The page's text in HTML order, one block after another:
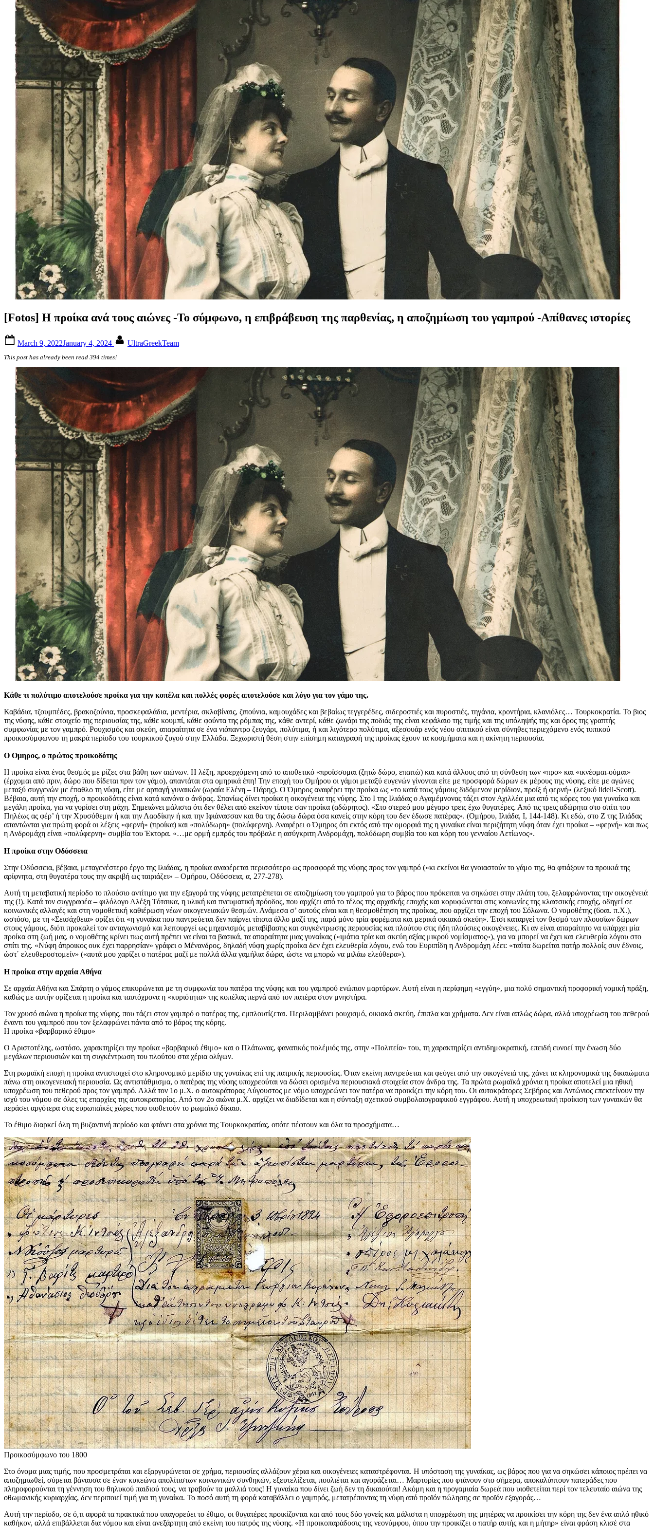
[Fotos] Η προίκα ανά τους αιώνες -Το σύμφωνο, η επιβράβευση της παρθενίας, η αποζημίωση του γαμπρού -Απίθανες ιστορίες
on
March 9, 2022January 4, 2024 UltraGreekTeam
This post has already been read 394 times!
Κάθε τι πολύτιμο αποτελούσε προίκα για την κοπέλα και πολλές φορές αποτελούσε και λόγο για τον γάμο της.
Καβάδια, τζουμπέδες, βρακοζούνια, προσκεφαλάδια, μεντέρια, σκλαβίναις, ζιπούνια, καμουχάδες και βεβαίως τεγγερέδες, σιδεροστιές και πυροστιές, τηγάνια, κροντήρια, κλανιόλες… Τουρκοκρατία. Το βιος
της νύφης, κάθε στοιχείο της περιουσίας της, κάθε κουμπί, κάθε φούντα της ρόμπας της, κάθε αντερί, κάθε ζωνάρι της ποδιάς της είναι κεφάλαιο της τιμής και της υπόληψής της και όρος της γραπτής
συμφωνίας με τον γαμπρό. Ρουχισμός και σκεύη, απαραίτητα σε ένα νιόπαντρο ζευγάρι, πολύτιμα, ή και λιγότερο πολύτιμα, αξεσουάρ ενός νέου σπιτικού είναι σύνηθες περιεχόμενο ενός τυπικού
προικοσύμφωνου τη μακρά περίοδο του τουρκικού ζυγού στην Ελλάδα. Ξεχωριστή θέση στην επίσημη καταγραφή της προίκας έχουν τα κοσμήματα και η ακίνητη περιουσία.
Ο Ομηρος, ο πρώτος προικοδότης
Η προίκα είναι ένας θεσμός με ρίζες στα βάθη των αιώνων. Η λέξη, προερχόμενη από το αποθετικό «προΐσσομαι (ζητώ δώρο, επαιτώ) και κατά άλλους από τη σύνθεση των «προ» και «ικνέομαι-ούμαι»
(έρχομαι από πριν, δώρο που δίδεται πριν τον γάμο), απαντάται στα ομηρικά έπη! Την εποχή του Ομήρου οι γάμοι μεταξύ ευγενών γίνονται είτε με προσφορά δώρων εκ μέρους της νύφης, είτε με αγώνες
μεταξύ συγγενών με έπαθλο τη νύφη, είτε με αρπαγή γυναικών (ωραία Ελένη – Πάρης). Ο Όμηρος αναφέρει την προίκα ως «το κατά τους γάμους διδόμενον μερίδιον, προίξ ή φερνή» (λεξικό lidell-Scott).
Βέβαια, αυτή την εποχή, ο προικοδότης είναι κατά κανόνα ο άνδρας. Σπανίως δίνει προίκα η οικογένεια της νύφης. Στο Ι της Ιλιάδας ο Αγαμέμνονας τάζει στον Αχιλλέα μια από τις κόρες του για γυναίκα και
μεγάλη προίκα, για να γυρίσει στη μάχη. Σημειώνει μάλιστα ότι δεν θέλει από εκείνον τίποτε σαν προίκα (αδώρητος). «Στο στερεό μου μέγαρο τρεις έχω θυγατέρες. Από τις τρεις αδώρητα στο σπίτι του
Πηλέως ας φέρ’ ή την Χρυσόθεμιν ή και την Λαοδίκην ή και την Ιφιάνασσαν και θα της δώσω δώρα όσα κανείς στην κόρη του δεν έδωσε πατέρας». (Ομήρου, Ιλιάδα, Ι, 144-148). Κι εδώ, στο Ζ της Ιλιάδας
απαντώνται για πρώτη φορά οι λέξεις «φερνή» (προίκα) και «πολύδωρη» (πολύφερνη). Αναφέρει ο Όμηρος ότι εκτός από την ομορφιά της η γυναίκα είναι περιζήτητη νύφη όταν έχει προίκα – «φερνή» και πως
η Ανδρομάχη είναι «πολύφερνη» συμβία του Έκτορα. «…με ορμή εμπρός του πρόβαλε η ασύγκριτη Ανδρομάχη, πολύδωρη συμβία του και κόρη του γενναίου Αετίωνος».
Η προίκα στην Οδύσσεια
Στην Οδύσσεια, βέβαια, μεταγενέστερο έργο της Ιλιάδας, η προίκα αναφέρεται περισσότερο ως προσφορά της νύφης προς τον γαμπρό («κι εκείνοι θα γνοιαστούν το γάμο της, θα φτιάξουν τα προικιά της
αρίφνητα, στη θυγατέρα τους την ακριβή ως ταιριάζει» – Ομήρου, Οδύσσεια, α, 277-278).
Αυτή τη μεταβατική περίοδο το πλούσιο αντίτιμο για την εξαγορά της νύφης μετατρέπεται σε αποζημίωση του γαμπρού για το βάρος που πρόκειται να σηκώσει στην πλάτη του, ξελαφρώνοντας την οικογένειά
της (!). Κατά τον συγγραφέα – φιλόλογο Αλέξη Τότσικα, η υλική και πνευματική πρόοδος, που αρχίζει από το τέλος της αρχαϊκής εποχής και κορυφώνεται στις κοινωνίες της κλασσικής εποχής, οδηγεί σε
κοινωνικές αλλαγές και στη νομοθετική καθιέρωση νέων οικογενειακών θεσμών. Ανάμεσα σ’ αυτούς είναι και η θεσμοθέτηση της προίκας, που αρχίζει την εποχή του Σόλωνα. Ο νομοθέτης (6οαι. π.Χ.),
ωστόσο, με τη «Σεισάχθεια» ορίζει ότι «η γυναίκα που παντρεύεται δεν παίρνει τίποτα άλλο μαζί της, παρά μόνο τρία φορέματα και μερικά οικιακά σκεύη». Έτσι καταργεί τον θεσμό των πλουσίων δώρων
στους γάμους, διότι προκαλεί τον ανταγωνισμό και λειτουργεί ως μηχανισμός μεταβίβασης και συγκέντρωσης περιουσίας και πλούτου στις ήδη πλούσιες οικογένειες. Κι αν είναι απαραίτητο να υπάρχει μία
προίκα στη ζωή μας, ο νομοθέτης κρίνει πως αυτή πρέπει να είναι τα βασικά, τα απαραίτητα μιας γυναίκας («ιμάτια τρία και σκεύη αξίας μικρού νομίσματος»), για να μπορεί να έχει και ελευθερία λόγου στο
σπίτι της. «Νύφη άπροικος ουκ έχει παρρησίαν» γράφει ο Μένανδρος, δηλαδή νύφη χωρίς προίκα δεν έχει ελευθερία λόγου, ενώ του Ευριπίδη η Ανδρομάχη λέει: «ταύτα δωρείται πατήρ πολλοίς συν έδνοις,
ώστ΄ ελευθεροστομείν» («αυτά μου χαρίζει ο πατέρας μαζί με πολλά άλλα γαμήλια δώρα, ώστε να μπορώ να μιλάω ελεύθερα»).
Η προίκα στην αρχαία Αθήνα
Σε αρχαία Αθήνα και Σπάρτη ο γάμος επικυρώνεται με τη συμφωνία του πατέρα της νύφης και του γαμπρού ενώπιον μαρτύρων. Αυτή είναι η περίφημη «εγγύη», μια πολύ σημαντική προφορική νομική πράξη,
καθώς με αυτήν ορίζεται η προίκα και ταυτόχρονα η «κυριότητα» της κοπέλας περνά από τον πατέρα στον μνηστήρα.
Τον χρυσό αιώνα η προίκα της νύφης, που τάζει στον γαμπρό ο πατέρας της, εμπλουτίζεται. Περιλαμβάνει ρουχισμό, οικιακά σκεύη, έπιπλα και χρήματα. Δεν είναι απλώς δώρα, αλλά υποχρέωση του πεθερού
έναντι του γαμπρού που τον ξελαφρώνει πάντα από το βάρος της κόρης.
Η προίκα «βαρβαρικό έθιμο»
Ο Αριστοτέλης, ωστόσο, χαρακτηρίζει την προίκα «βαρβαρικό έθιμο» και ο Πλάτωνας, φανατικός πολέμιός της, στην «Πολιτεία» του, τη χαρακτηρίζει αντιδημοκρατική, επειδή ευνοεί την ένωση δύο
μεγάλων περιουσιών και τη συγκέντρωση του πλούτου στα χέρια ολίγων.
Στη ρωμαϊκή εποχή η προίκα αντιστοιχεί στο κληρονομικό μερίδιο της γυναίκας επί της πατρικής περιουσίας. Όταν εκείνη παντρεύεται και φεύγει από την οικογένειά της, χάνει τα κληρονομικά της δικαιώματα
πάνω στη οικογενειακή περιουσία. Ως αντιστάθμισμα, ο πατέρας της νύφης υποχρεούται να δώσει ορισμένα περιουσιακά στοιχεία στον άνδρα της. Τα πρώτα ρωμαϊκά χρόνια η προίκα αποτελεί μια ηθική
υποχρέωση του πεθερού προς τον γαμπρό. Αλλά τον 1ο μ.Χ. ο αυτοκράτορας Αύγουστος με νόμο υποχρεώνει τον πατέρα να προικίζει την κόρη του. Οι αυτοκράτορες Σεβήρος και Αντώνιος επεκτείνουν την
ισχύ του νόμου σε όλες τις επαρχίες της αυτοκρατορίας. Από τον 2ο αιώνα μ.Χ. αρχίζει να διαδίδεται και η σύνταξη σχετικού συμβολαιογραφικού εγγράφου. Αυτή η υποχρεωτική προίκιση των γυναικών θα
περάσει αργότερα στις ευρωπαϊκές χώρες που υιοθετούν το ρωμαϊκό δίκαιο.
Το έθιμο διαρκεί όλη τη βυζαντινή περίοδο και φτάνει στα χρόνια της Τουρκοκρατίας, οπότε πέφτουν και όλα τα προσχήματα…
Προικοσύμφωνο του 1800
Στο όνομα μιας τιμής, που προσμετράται και εξαργυρώνεται σε χρήμα, περιουσίες αλλάζουν χέρια και οικογένειες καταστρέφονται. Η υπόσταση της γυναίκας, ως βάρος που για να σηκώσει κάποιος πρέπει να
αποζημιωθεί, σύρεται βάναυσα σε έναν κυκεώνα απολίτιστων κοινωνικών συνθηκών, εξευτελίζεται, πουλιέται και αγοράζεται… Μαρτυρίες που φτάνουν στο σήμερα, αποκαλύπτουν πατεράδες που
πληροφορούνται τη γέννηση του θηλυκού παιδιού τους, να τραβούν τα μαλλιά τους! Η γυναίκα που δίνει ζωή δεν τη δικαιούται! Ακόμη και η προγαμιαία δωρεά που υιοθετείται περί τον τελευταίο αιώνα της
οθωμανικής κυριαρχίας, δεν περιποιεί τιμή για τη γυναίκα. Το ποσό αυτή τη φορά καταβάλλει ο γαμπρός, μετατρέποντας τη νύφη από προϊόν πώλησης σε προϊόν εξαγοράς…
Αυτή την περίοδο, σε ό,τι αφορά τα πρακτικά που υπαγορεύει το έθιμο, οι θυγατέρες προικίζονται και από τους δύο γονείς και μάλιστα η υποχρέωση της μητέρας να προικίσει την κόρη της δεν ένα απλό ηθικό
καθήκον, αλλά επιβάλλεται δια νόμου και είναι ανεξάρτητη από εκείνη του πατρός της νύφης. «Η προικοπαράδοσις της νεονύμφου, όπου την προικίζει ο πατήρ αυτής και η μήτηρ» είναι φράση κλισέ στα